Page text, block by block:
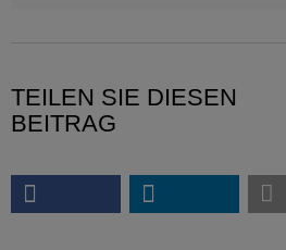
TEILEN SIE DIESEN
BEITRAG